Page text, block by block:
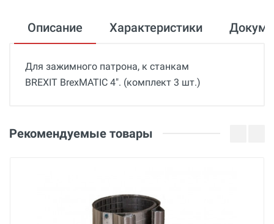
Описание Характеристики
Для зажимного патрона, к станкам
BREXIT BrexMATIC 4". (комплект 3 шт.)
12 месяцев
Рекомендуемые товары